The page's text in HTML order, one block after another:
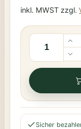
inkl. MWST zzgl.
Sicher